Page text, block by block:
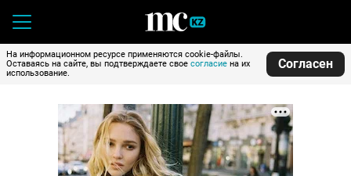
На информационном ресурсе применяются cookie-файлы.
Оставаясь на сайте, вы подтверждаете свое согласие на их
использование.
Согласен